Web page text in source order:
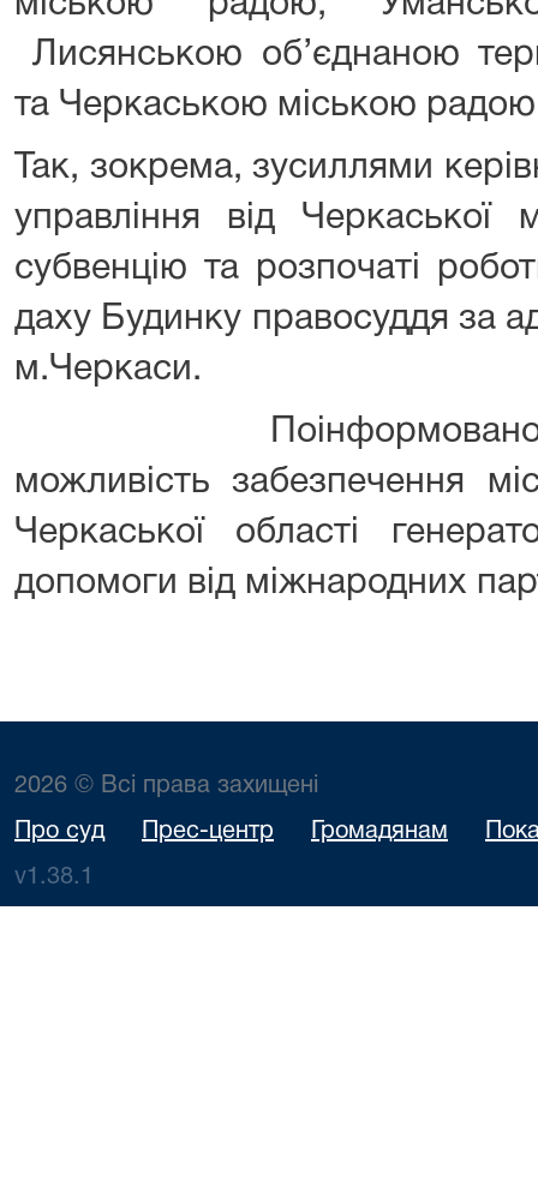
Лисянською об’єднаною
та Черкаською міською
Так, зокрема, зусиллями
управління від Черкаської
субвенцію та розпочаті
даху Будинку правосуддя за
м.Черкаси.
Поінформовано
можливість забезпечення
Черкаської області
допомоги від міжнародних
2026 © Всі права захищені
Про суд Прес-центр Громадянам
v1.38.1